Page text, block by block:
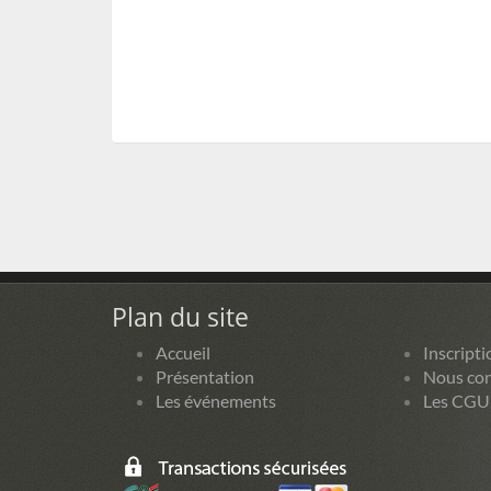
Plan du site
Accueil
Présentation
Les événements
Nous
Les CGU